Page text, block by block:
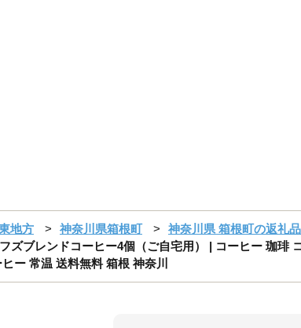
地方 神奈川県箱根町
神奈川県 箱根町の返礼
ブレンドコーヒー4個（ご自宅用） | コーヒー 珈琲
ー 常温 送料無料 箱根 神奈川